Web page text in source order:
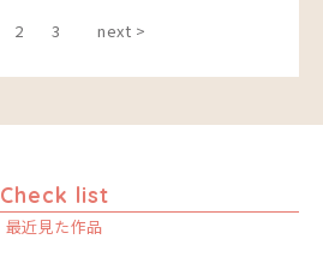
2 3 next >
Check list
最近見た作品